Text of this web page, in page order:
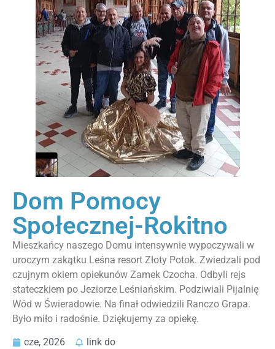
Dom Pomocy
Społecznej-Rokitno
Mieszkańcy naszego Domu intensywnie wypoczywali w
uroczym zakątku Leśna resort Złoty Potok. Zwiedzali pod
czujnym okiem opiekunów Zamek Czocha. Odbyli rejs
stateczkiem po Jeziorze Leśniańskim. Podziwiali Pijalnię
Wód w Świeradowie. Na finał odwiedzili Ranczo Grapa.
Było miło i radośnie. Dziękujemy za opiekę.
cze, 2026 link do